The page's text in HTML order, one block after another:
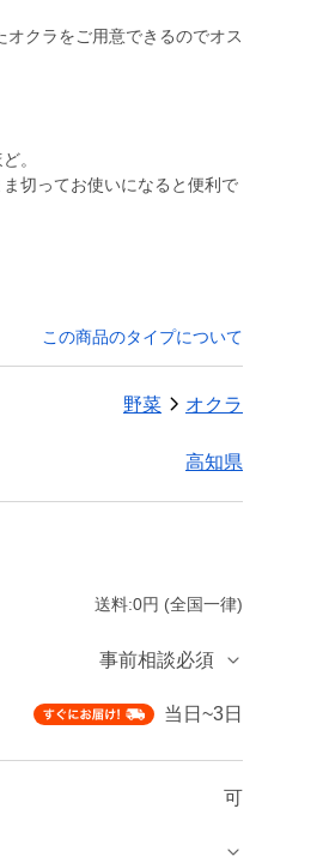
クラをご用意できるのでオス
。
切ってお使いになると便利で
この商品のタイプについて
野菜 オクラ
高知県
送料:0円 (全国一律)
事前相談必須
当日~3日
可